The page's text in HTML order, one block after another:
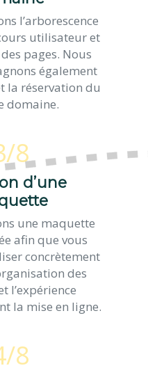
l’arborescence
utilisateur et
pages. Nous
également
la réservation du
domaine.
8
d’une
une maquette
afin que vous
concrètement
des
l’expérience
la mise en ligne.
8